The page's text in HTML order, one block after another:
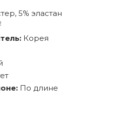
5% эластан
Корея
По длине